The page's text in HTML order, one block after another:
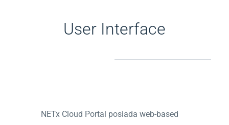
User Interface
NETx Cloud Portal posiada web-based